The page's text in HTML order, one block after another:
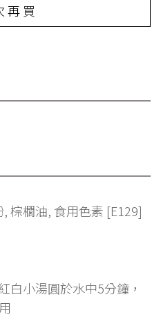
再 買
棕櫚油, 食用色素 [E129]
白小湯圓於水中5分鐘，